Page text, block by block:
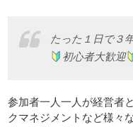
子ども
たった１日で３
初心者大歓迎
参加者一人一人が経営者
クマネジメントなど様々